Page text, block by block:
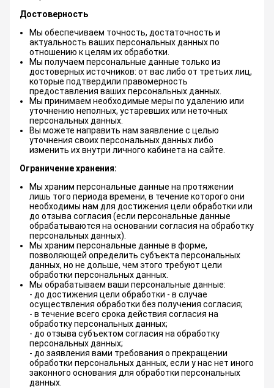
Достоверность
Мы обеспечиваем точность, достаточность и
актуальность ваших персональных данных по
отношению к целям их обработки.
Мы получаем персональные данные только из
достоверных источников: от вас либо от третьих лиц,
которые подтвердили правомерность
предоставления ваших персональных данных.
Мы принимаем необходимые меры по удалению или
уточнению неполных, устаревших или неточных
персональных данных.
Вы можете направить нам заявление с целью
уточнения своих персональных данных либо
изменить их внутри личного кабинета на сайте.
Ограничение хранения:
Мы храним персональные данные на протяжении
лишь того периода времени, в течение которого они
необходимы нам для достижения цели обработки или
до отзыва согласия (если персональные данные
обрабатываются на основании согласия на обработку
персональных данных).
Мы храним персональные данные в форме,
позволяющей определить субъекта персональных
данных, но не дольше, чем этого требуют цели
обработки персональных данных.
Мы обрабатываем ваши персональные данные:
- до достижения цели обработки - в случае
осуществления обработки без получения согласия;
- в течение всего срока действия согласия на
обработку персональных данных;
- до отзыва субъектом согласия на обработку
персональных данных;
- до заявления вами требования о прекращении
обработки персональных данных, если у нас нет иного
законного основания для обработки персональных
данных.